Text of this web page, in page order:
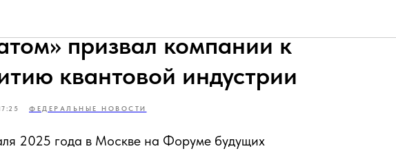
будущих технологий
призвал компании к
квантовой индустрии
ФЕДЕРАЛЬНЫЕ НОВОСТИ
2025 года в Москве на Форуме будущих